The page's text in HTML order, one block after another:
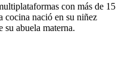
con más de 15
cocina nació en su niñez
su abuela materna.